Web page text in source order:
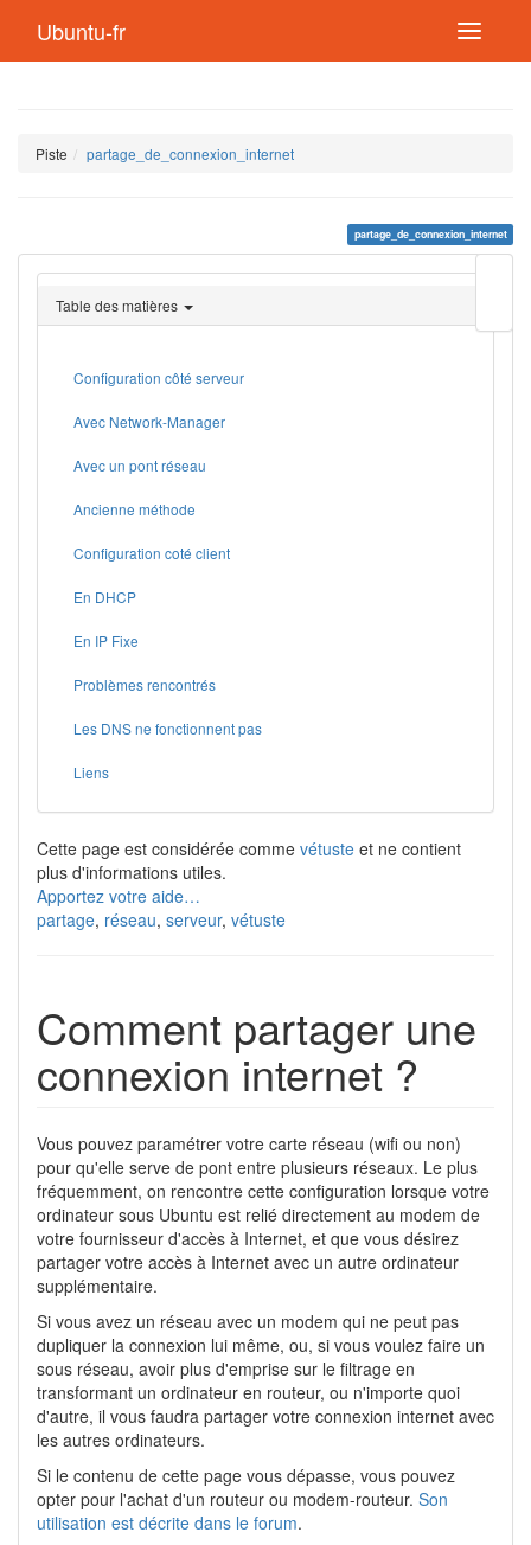
Ubuntu-fr
Piste partage_de_connexion_internet
partage_de_connexion_internet
page
Table des matières
Configuration côté serveur
Avec Network-Manager
Avec un pont réseau
Ancienne méthode
Configuration coté client
En DHCP
En IP Fixe
Problèmes rencontrés
Les DNS ne fonctionnent pas
Liens
Cette page est considérée comme vétuste et ne contient
plus d'informations utiles.
Apportez votre aide…
partage, réseau, serveur, vétuste
Comment partager une
connexion internet ?
Vous pouvez paramétrer votre carte réseau (wifi ou non)
pour qu'elle serve de pont entre plusieurs réseaux. Le plus
fréquemment, on rencontre cette configuration lorsque votre
ordinateur sous Ubuntu est relié directement au modem de
votre fournisseur d'accès à Internet, et que vous désirez
partager votre accès à Internet avec un autre ordinateur
supplémentaire.
Si vous avez un réseau avec un modem qui ne peut pas
dupliquer la connexion lui même, ou, si vous voulez faire un
sous réseau, avoir plus d'emprise sur le filtrage en
transformant un ordinateur en routeur, ou n'importe quoi
d'autre, il vous faudra partager votre connexion internet avec
les autres ordinateurs.
Si le contenu de cette page vous dépasse, vous pouvez
opter pour l'achat d'un routeur ou modem-routeur. Son
utilisation est décrite dans le forum.